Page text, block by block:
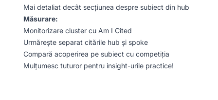
Mai detaliat decât secțiunea despre subiect din hub
Măsurare:
Monitorizare cluster cu Am I Cited
Urmărește separat citările hub și spoke
Compară acoperirea pe subiect cu competiția
Mulțumesc tuturor pentru insight-urile practice!